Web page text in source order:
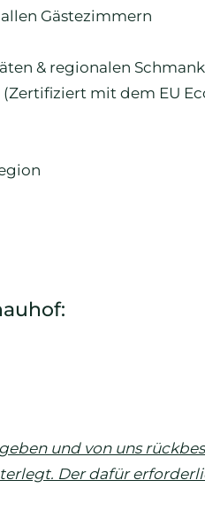
Gästezimmern
& regionalen
mit dem EU
und von uns
Der dafür